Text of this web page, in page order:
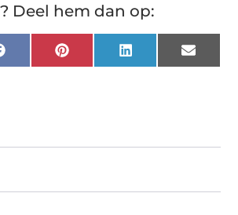
Deel hem dan op:
Facebook Pinterest LinkedIn Email